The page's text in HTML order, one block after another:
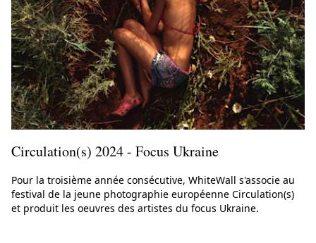
Circulation(s) 2024 - Focus Ukraine
Pour la troisième année consécutive, WhiteWall s'associe au
festival de la jeune photographie européenne Circulation(s)
et produit les oeuvres des artistes du focus Ukraine.